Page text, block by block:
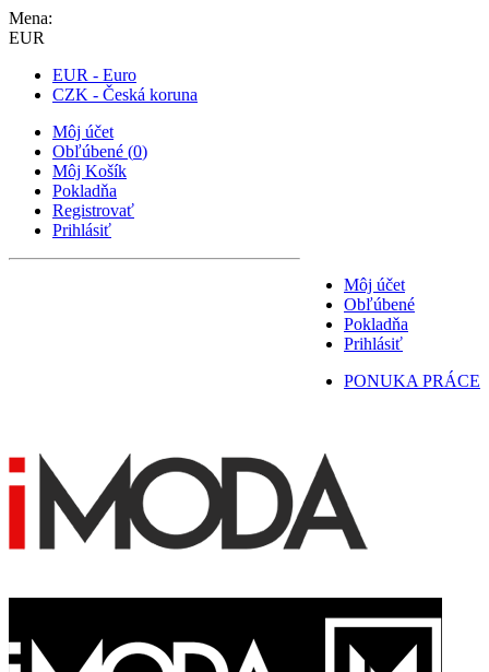
Mena:
EUR
EUR - Euro
CZK - Česká koruna
Môj účet
Obľúbené (0)
Môj Košík
Pokladňa
Registrovať
Prihlásiť
Môj účet
Obľúbené
Pokladňa
Prihlásiť
PONUKA PRÁCE